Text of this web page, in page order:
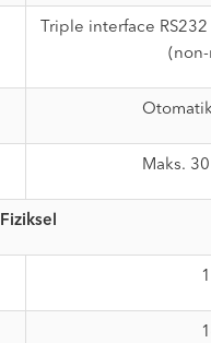
Triple interface
Maks.
Fiziksel